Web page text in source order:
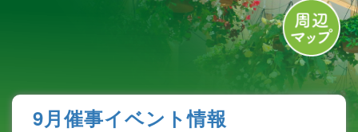
9月催事イベント情報